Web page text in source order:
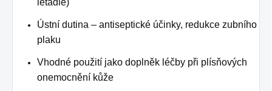
Ústní dutina – antiseptické účinky, redukce zubního
plaku
Vhodné použití jako doplněk léčby při plísňových
onemocnění kůže